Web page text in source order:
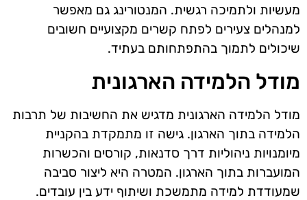
מעשיות ולתמיכה רגשית. המנטורינג גם מאפשר
למנהלים צעירים לפתח קשרים מקצועיים חשובים
שיכולים לתמוך בהתפתחותם בעתיד.
מודל הלמידה הארגונית
מודל הלמידה הארגונית מדגיש את החשיבות של תרבות
הלמידה בתוך הארגון. גישה זו מתמקדת בהקניית
מיומנויות ניהוליות דרך סדנאות, קורסים והכשרות
המועברות בתוך הארגון. המטרה היא ליצור סביבה
שמעודדת למידה מתמשכת ושיתוף ידע בין עובדים.